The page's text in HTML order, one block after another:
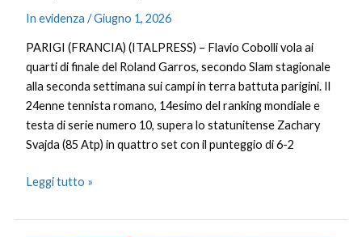
In evidenza /Giugno 1, 2026
PARIGI (FRANCIA) (ITALPRESS) – Flavio Cobolli vola ai
quarti di finale del Roland Garros, secondo Slam stagionale
alla seconda settimana sui campi in terra battuta parigini. Il
24enne tennista romano, 14esimo del ranking mondiale e
testa di serie numero 10, supera lo statunitense Zachary
Svajda (85 Atp) in quattro set con il punteggio di 6-2
Leggi tutto »